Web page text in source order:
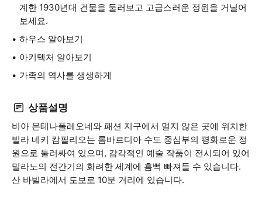
계한 1930년대 건물을 둘러보고 고급스러운 정원을 거닐어
보세요.
하우스 알아보기
아키텍처 알아보기
가족의 역사를 생생하게
상품설명
비아 몬테나폴레오네와 패션 지구에서 멀지 않은 곳에 위치한
빌라 네키 캄필리오는 롬바르디아 수도 중심부의 평화로운 정
원으로 둘러싸여 있으며, 감각적인 예술 작품이 전시되어 있어
밀라노의 전간기의 화려한 세계에 흠뻑 빠져들 수 있습니다.
산 바빌라에서 도보로 10분 거리에 있습니다.